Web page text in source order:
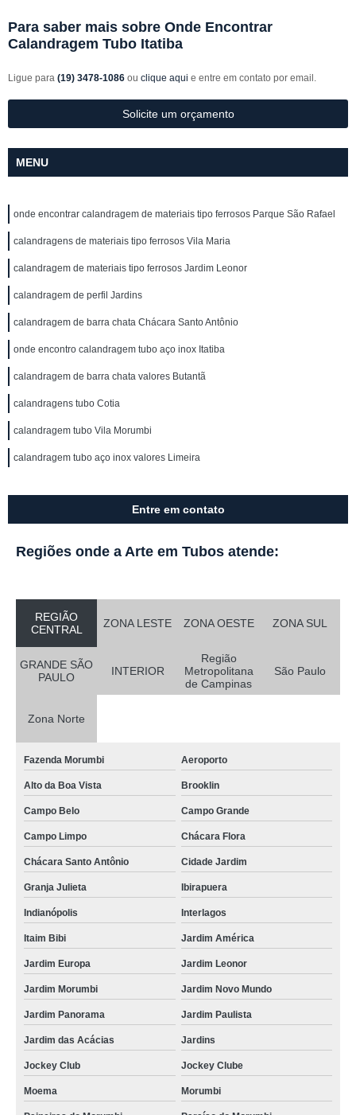
Para saber mais sobre Onde Encontrar
Calandragem Tubo Itatiba
Ligue para (19) 3478-1086 ou clique aqui e entre em contato por email.
Solicite um orçamento
MENU
onde encontrar calandragem de materiais tipo ferrosos Parque São Rafael
calandragens de materiais tipo ferrosos Vila Maria
calandragem de materiais tipo ferrosos Jardim Leonor
calandragem de perfil Jardins
calandragem de barra chata Chácara Santo Antônio
onde encontro calandragem tubo aço inox Itatiba
calandragem de barra chata valores Butantã
calandragens tubo Cotia
calandragem tubo Vila Morumbi
calandragem tubo aço inox valores Limeira
Entre em contato
Regiões onde a Arte em Tubos atende:
REGIÃO
CENTRAL
ZONA LESTE ZONA OESTE ZONA SUL
GRANDE SÃO
PAULO
INTERIOR
Região
Metropolitana
de Campinas
São Paulo
Zona Norte
Fazenda Morumbi Aeroporto
Alto da Boa Vista Brooklin
Campo Belo Campo Grande
Campo Limpo Chácara Flora
Chácara Santo Antônio Cidade Jardim
Granja Julieta Ibirapuera
Indianópolis Interlagos
Itaim Bibi Jardim América
Jardim Europa Jardim Leonor
Jardim Morumbi Jardim Novo Mundo
Jardim Panorama Jardim Paulista
Jardim das Acácias Jardins
Jockey Club Jockey Clube
Moema Morumbi